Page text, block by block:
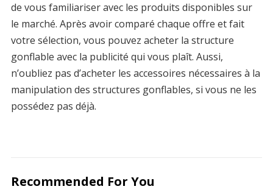
de vous familiariser avec les produits disponibles sur
le marché. Après avoir comparé chaque offre et fait
votre sélection, vous pouvez acheter la structure
gonflable avec la publicité qui vous plaît. Aussi,
n’oubliez pas d’acheter les accessoires nécessaires à la
manipulation des structures gonflables, si vous ne les
possédez pas déjà.
Recommended For You